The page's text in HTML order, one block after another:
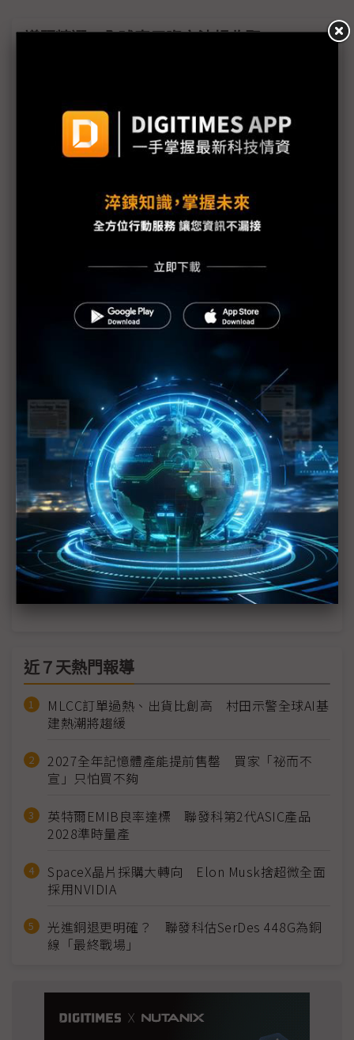
評析：便利是誘餌、數據是籌碼？ 高德地圖「零時
差」背後的隱私代價
汽車變身資料中心車用資安地位上升 網路安全成最
全球車用資安法規收緊 中國車廠出海面臨合規壓力
Google深化歐洲車廠合作 由IVI延伸整車開發、強
化軟體主導權
裕隆下放數位主導權 AI文化滲透實現韌性升級
中華車剖析商用車轉型四大關鍵 聯手勤威打造智慧
交通國家隊
從座艙運算到充電基設 金仁寶整合集團資源搶進智
慧移動市場
近７天熱門報導
MLCC訂單過熱、出貨比創高 村田示警全球AI基
建熱潮將趨緩
2027全年記憶體產能提前售罄 買家「祕而不
宣」只怕買不夠
英特爾EMIB良率達標 聯發科第2代ASIC產品
2028準時量產
SpaceX晶片採購大轉向 Elon Musk捨超微全面
採用NVIDIA
光進銅退更明確？ 聯發科估SerDes 448G為銅
線「最終戰場」